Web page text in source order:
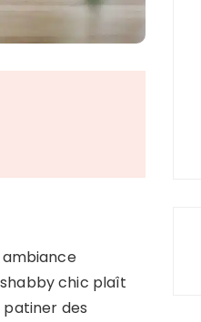
chic plaît
patiner des